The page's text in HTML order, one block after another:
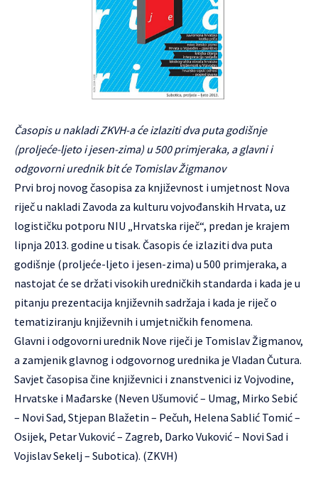
Časopis u nakladi ZKVH-a će izlaziti dva puta godišnje
(proljeće-ljeto i jesen-zima) u 500 primjeraka, a glavni i
odgovorni urednik bit će Tomislav Žigmanov
Prvi broj novog časopisa za književnost i umjetnost Nova
riječ u nakladi Zavoda za kulturu vojvođanskih Hrvata, uz
logističku potporu NIU „Hrvatska riječ“, predan je krajem
lipnja 2013. godine u tisak. Časopis će izlaziti dva puta
godišnje (proljeće-ljeto i jesen-zima) u 500 primjeraka, a
nastojat će se držati visokih uredničkih standarda i kada je u
pitanju prezentacija književnih sadržaja i kada je riječ o
tematiziranju književnih i umjetničkih fenomena.
Glavni i odgovorni urednik Nove riječi je Tomislav Žigmanov,
a zamjenik glavnog i odgovornog urednika je Vladan Čutura.
Savjet časopisa čine književnici i znanstvenici iz Vojvodine,
Hrvatske i Mađarske (Neven Ušumović – Umag, Mirko Sebić
– Novi Sad, Stjepan Blažetin – Pečuh, Helena Sablić Tomić –
Osijek, Petar Vuković – Zagreb, Darko Vuković – Novi Sad i
Vojislav Sekelj – Subotica). (ZKVH)